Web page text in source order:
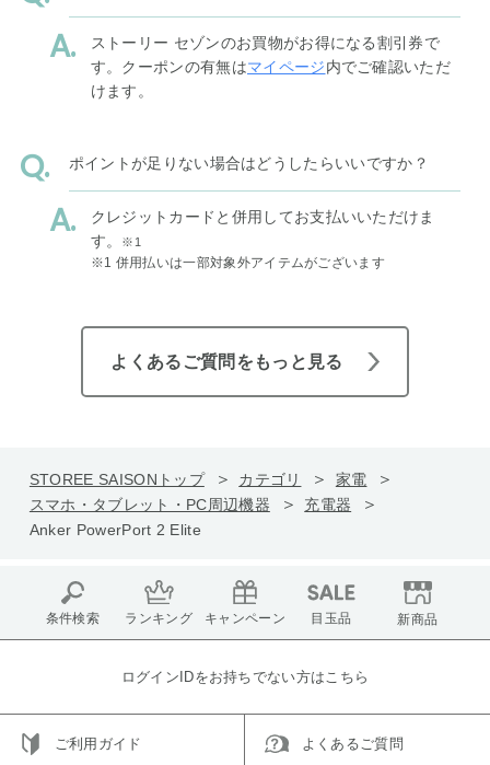
ストーリー セゾンのお買物がお得になる割引券で
す。クーポンの有無はマイページ内でご確認いただ
けます。
ポイントが足りない場合はどうしたらいいですか？
クレジットカードと併用してお支払いいただけま
す。
※1
※1 併用払いは一部対象外アイテムがございます
よくあるご質問をもっと見る
STOREE SAISONトップ カテゴリ
家電
スマホ・タブレット・PC周辺機器
充電器
Anker PowerPort 2 Elite
条件検索 ランキング キャンペーン 目玉品 新商品
ログインIDをお持ちでない方はこちら
ご利用ガイド よくあるご質問